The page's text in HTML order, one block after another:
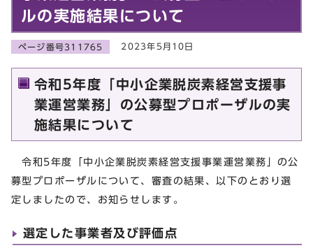
ルの実施結果について
ページ番号311765 2023年5月10日
令和5年度「中小企業脱炭素経営支援事
業運営業務」の公募型プロポーザルの実
施結果について
令和5年度「中小企業脱炭素経営支援事業運営業務」の公
募型プロポーザルについて、審査の結果、以下のとおり選
定しましたので、お知らせします。
選定した事業者及び評価点